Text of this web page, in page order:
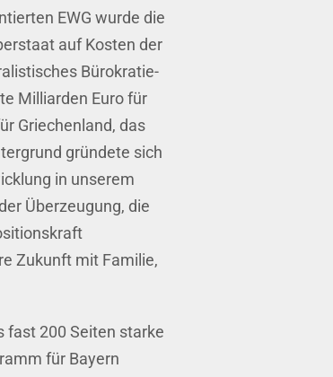
EWG wurde die
auf Kosten der
Bürokratie-
Milliarden Euro für
Griechenland, das
gründete sich
in unserem
Überzeugung, die
Zukunft mit Familie,
fast 200 Seiten starke
für Bayern